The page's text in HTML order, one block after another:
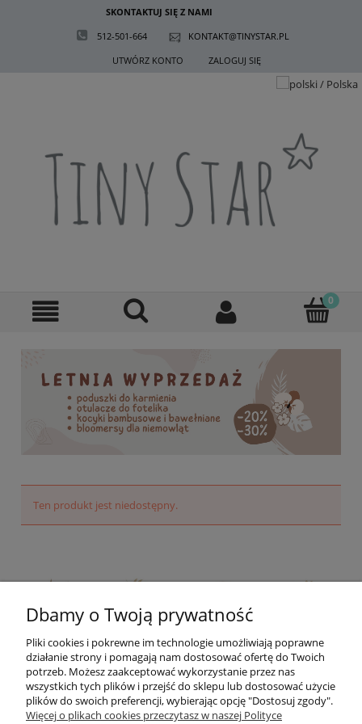
SKONTAKTUJ SIĘ Z NAMI
512-501-664
KONTAKT@TINYSTAR.PL
UTWÓRZ KONTO
ZALOGUJ SIĘ
Ten produkt jest niedostępny.
Dbamy o Twoją prywatność
Pliki cookies i pokrewne im technologie umożliwiają poprawne
działanie strony i pomagają nam dostosować ofertę do Twoich
potrzeb. Możesz zaakceptować wykorzystanie przez nas
wszystkich tych plików i przejść do sklepu lub dostosować użycie
plików do swoich preferencji, wybierając opcję "Dostosuj zgody".
Więcej o plikach cookies przeczytasz w naszej Polityce